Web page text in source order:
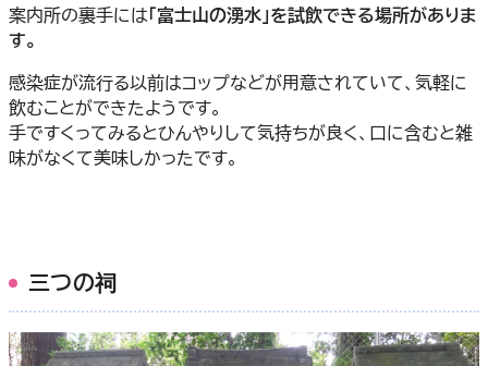
案内所の裏手には「富士山の湧水」を試飲できる場所がありま
す。
感染症が流行る以前はコップなどが用意されていて、気軽に
飲むことができたようです。
手ですくってみるとひんやりして気持ちが良く、口に含むと雑
味がなくて美味しかったです。
三つの祠